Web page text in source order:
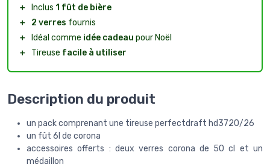
＋ Inclus 1 fût de bière
＋
2 verres fournis
＋ Idéal comme idée cadeau pour Noël
＋
Tireuse facile à utiliser
Description du produit
un pack comprenant une tireuse perfectdraft hd3720/26
un fût 6l de corona
accessoires offerts : deux verres corona de 50 cl et un
médaillon